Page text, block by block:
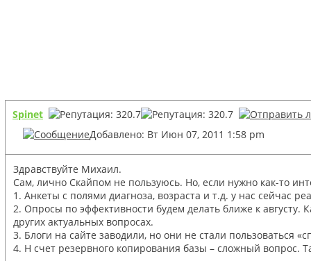
Spinet
Добавлено: Вт Июн 07, 2011 1:58 pm
Здравствуйте Михаил.
Сам, лично Скайпом не пользуюсь. Но, если нужно как-то
1. Анкеты с полями диагноза, возраста и т.д. у нас сейчас
2. Опросы по эффективности будем делать ближе к августу.
других актуальных вопросах.
3. Блоги на сайте заводили, но они не стали пользоваться
4. Н счет резервного копирования базы – сложный вопрос.